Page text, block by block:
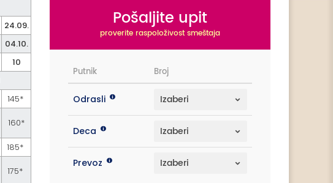
24.09.
04.10.
10
145*
160*
185*
175*
Pošaljite upit
proverite raspoloživost smeštaja
Putnik Broj
Odrasli
Deca
Prevoz